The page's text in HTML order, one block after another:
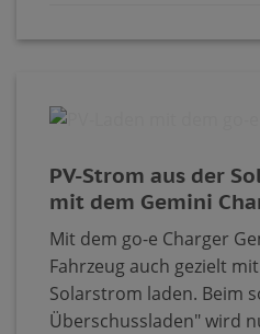
PV-Strom aus der
mit dem Gemini
Mit dem go-e Charger
Fahrzeug auch gezielt
Solarstrom laden. Beim
Überschussladen" wird